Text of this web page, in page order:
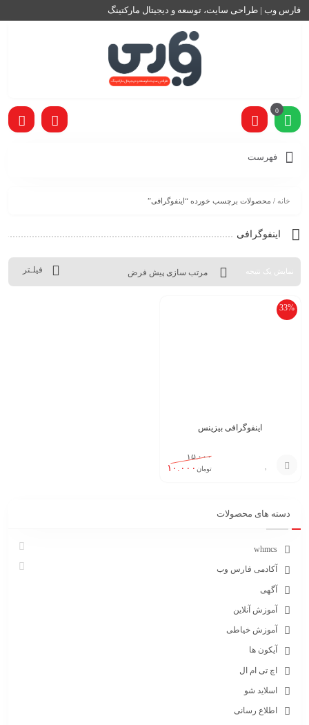
فارس وب | طراحی سایت، توسعه و دیجیتال مارکتینگ
0
فهرست
خانه / محصولات برچسب خورده “اینفوگرافی”
اینفوگرافی
فیلـتر نمایش یک نتیجه
33%
اینفوگرافی بیزینس
۱۵.۰۰۰
تومان ۱۰.۰۰۰
سبد
دسته های محصولات
whmcs
آکادمی فارس وب
آگهی
آموزش آنلاین
آموزش خیاطی
آیکون ها
اچ تی ام ال
اسلاید شو
اطلاع رسانی